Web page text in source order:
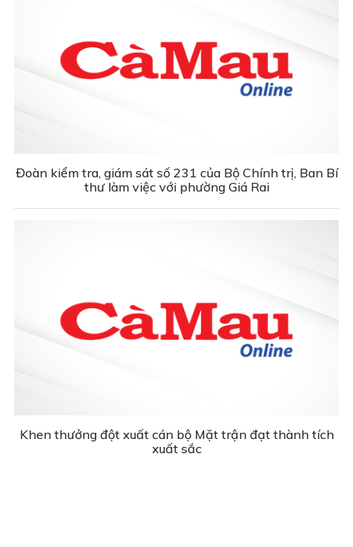
Đoàn kiểm tra, giám sát số 231 của Bộ Chính trị, Ban Bí
thư làm việc với phường Giá Rai
Khen thưởng đột xuất cán bộ Mặt trận đạt thành tích
xuất sắc